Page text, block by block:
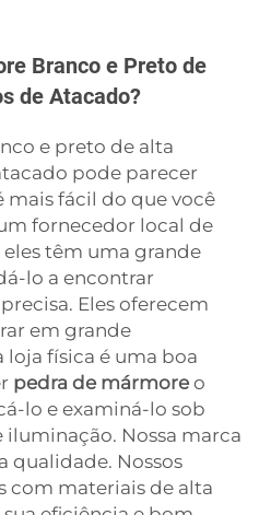
Branco e Preto de
de Atacado?
e preto de alta
pode parecer
mais fácil do que você
fornecedor local de
têm uma grande
lo a encontrar
Eles oferecem
em grande
física é uma boa
pedra de mármoreo
lo e examiná-lo sob
Nossa marca
qualidade. Nossos
com materiais de alta